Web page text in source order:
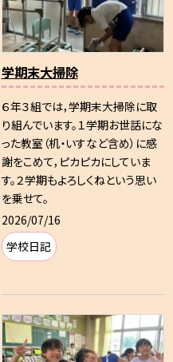
学期末大掃除
６年３組では，学期末大掃除に取
り組んでいます。１学期お世話にな
った教室（机・いすなど含め）に感
謝をこめて，ピカピカにしていま
す。２学期もよろしくねという思い
を乗せて。
2026/07/16
学校日記